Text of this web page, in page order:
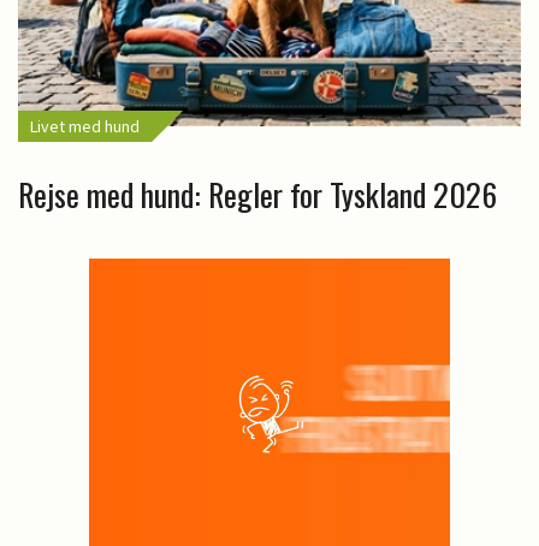
Livet med hund
Rejse med hund: Regler for Tyskland 2026